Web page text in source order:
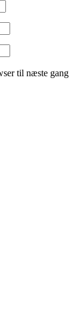
til næste gang